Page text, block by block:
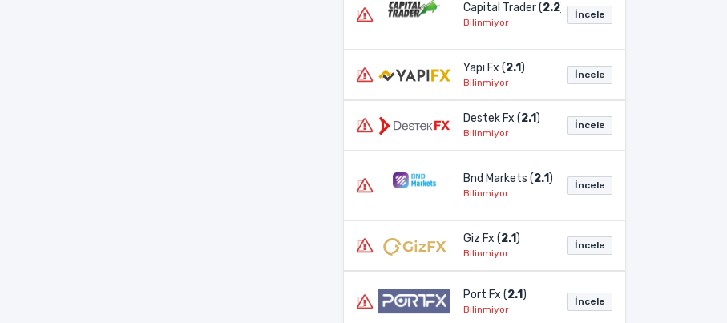
Capital Trader (2.2)
Bilinmiyor
İncele
Yapı Fx (2.1)
Bilinmiyor
İncele
Destek Fx (2.1)
Bilinmiyor
İncele
Bnd Markets (2.1)
Bilinmiyor
İncele
Giz Fx (2.1)
Bilinmiyor
İncele
Port Fx (2.1)
Bilinmiyor
İncele